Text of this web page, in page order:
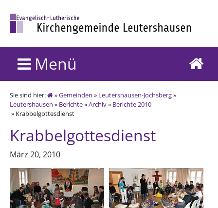
Menü
Sie sind hier: »Gemeinden » Leutershausen-Jochsberg»
Leutershausen » Berichte»Archiv» Berichte 2010
» Krabbelgottesdienst
Krabbelgottesdienst
März 20, 2010